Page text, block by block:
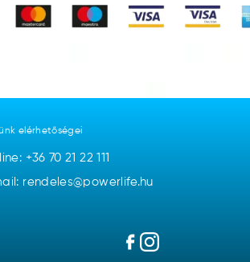
elérhetőségei
+36 70 21 22 111
rendeles@powerlife.hu